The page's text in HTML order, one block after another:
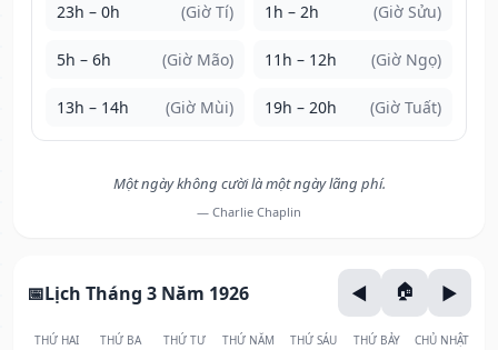
23h – 0h (Giờ Tí) 1h – 2h (Giờ Sửu)
5h – 6h (Giờ Mão) 11h – 12h (Giờ Ngọ)
13h – 14h (Giờ Mùi) 19h – 20h (Giờ Tuất)
Một ngày không cười là một ngày lãng phí.
— Charlie Chaplin
Lịch Tháng 3 Năm 1926
THỨ HAI THỨ BA THỨ TƯ THỨ NĂM THỨ SÁU THỨ BẢY CHỦ NHẬT